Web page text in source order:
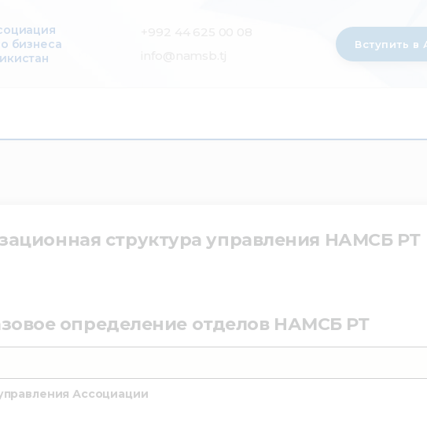
бизнеса
Вступить в
структура управления НАМСБ РТ
определение отделов НАМСБ РТ
Ассоциации